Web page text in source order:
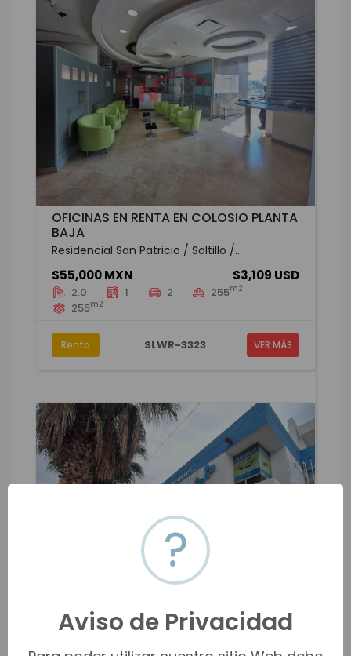
OFICINAS EN RENTA EN COLOSIO PLANTA
BAJA
Residencial San Patricio / Saltillo /...
$55,000 MXN $3,109 USD
2.0 1 2 255m2
255m2
Renta SLWR-3323 VER MÁS
?
Aviso de Privacidad